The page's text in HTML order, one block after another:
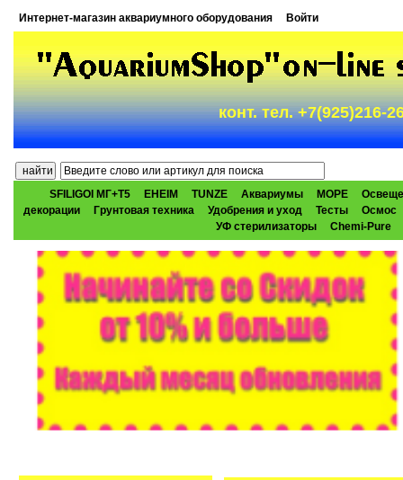
Интернет-магазин аквариумного оборудования Войти
конт. тел. +7(925)216-
SFILIGOI МГ+Т5 EHEIM TUNZE Аквариумы МОРЕ
декорации
Грунтовая техника Удобрения и уход Тесты
Осмос
УФ стерилизаторы
Chemi-Pure